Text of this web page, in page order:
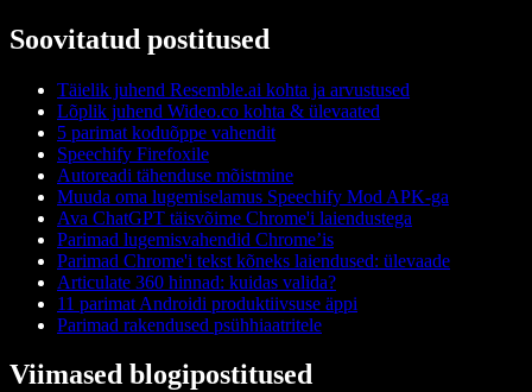
Soovitatud postitused
Täielik juhend Resemble.ai kohta ja arvustused
Lõplik juhend Wideo.co kohta & ülevaated
5 parimat koduõppe vahendit
Speechify Firefoxile
Autoreadi tähenduse mõistmine
Muuda oma lugemiselamus Speechify Mod APK-ga
Ava ChatGPT täisvõime Chrome'i laiendustega
Parimad lugemisvahendid Chrome’is
Parimad Chrome'i tekst kõneks laiendused: ülevaade
Articulate 360 hinnad: kuidas valida?
11 parimat Androidi produktiivsuse äppi
Parimad rakendused psühhiaatritele
Viimased blogipostitused